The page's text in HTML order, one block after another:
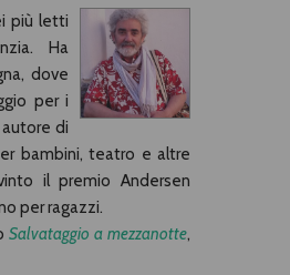
più letti
Ha
dove
per i
di
bambini, teatro e altre
il premio Andersen
per ragazzi.
Salvataggio a mezzanotte,